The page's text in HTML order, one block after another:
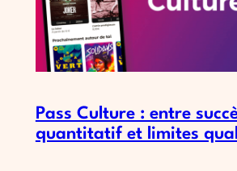
Pass Culture : entre
quantitatif et limites